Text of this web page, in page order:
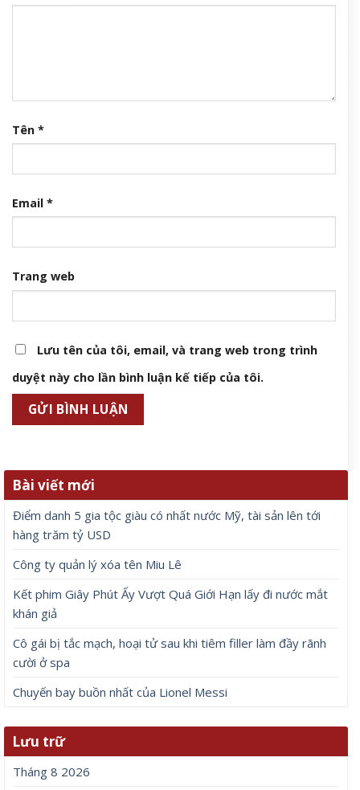
Tên *
Email *
Trang web
Lưu tên của tôi, email, và trang web trong trình
duyệt này cho lần bình luận kế tiếp của tôi.
Bài viết mới
Điểm danh 5 gia tộc giàu có nhất nước Mỹ, tài sản lên tới
hàng trăm tỷ USD
Công ty quản lý xóa tên Miu Lê
Kết phim Giây Phút Ấy Vượt Quá Giới Hạn lấy đi nước mắt
khán giả
Cô gái bị tắc mạch, hoại tử sau khi tiêm filler làm đầy rãnh
cười ở spa
Chuyến bay buồn nhất của Lionel Messi
Lưu trữ
Tháng 8 2026